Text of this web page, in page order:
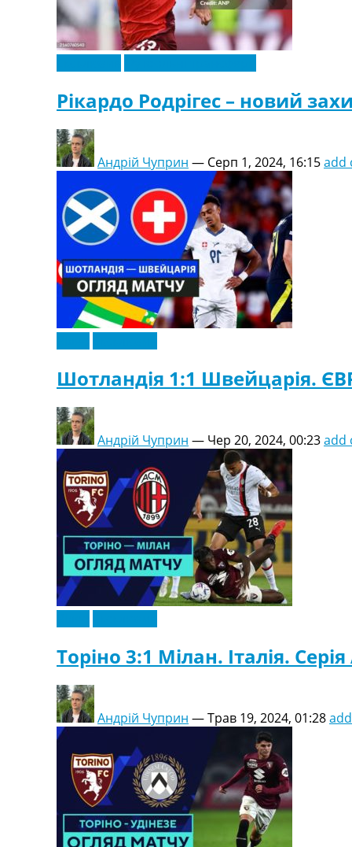
Рікардо Родрігес – новий
Андрій Чуприн — Серп 1, 2024, 16:15add
Шотландія 1:1 Швейцарія.
Андрій Чуприн — Чер 20, 2024, 00:23add
Торіно 3:1 Мілан. Італія.
Андрій Чуприн —Трав 19, 2024, 01:28